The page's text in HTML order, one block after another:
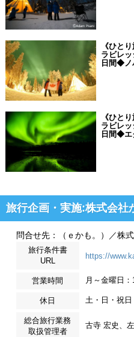
《ひと
ラビレ
日間◆ノ
《ひと
ラビレ
日間◆エ
旅行企画・実施:株式会社
問合せ先：（ｅかも。）／株
旅行条件書
URL
https://
営業時間 月～金曜日
休日 土・日・祝
総合旅行業務
取扱管理者
古寺 宏史、